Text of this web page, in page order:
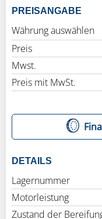
PREISANGABE
Währung auswählen
Preis
Mwst.
Preis mit MwSt.
DETAILS
Lagernummer
Motorleistung
Zustand der